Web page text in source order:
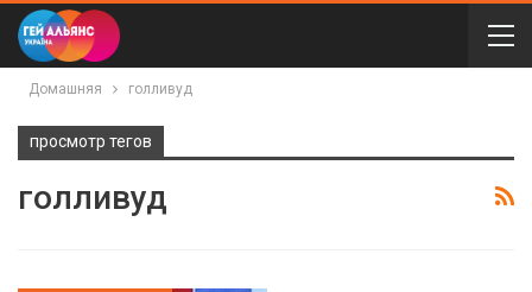
Домашняя голливуд
просмотр тегов
голливуд